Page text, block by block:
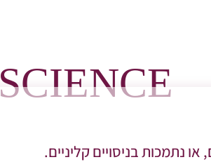
SCIENCE
נתמכות בניסויים קליניים.